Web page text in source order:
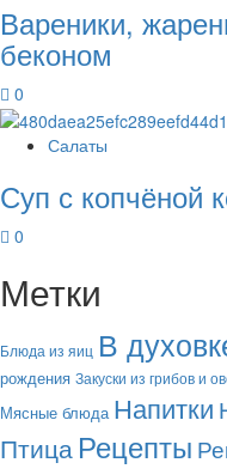
Вареники,
беконом
0
Салаты
Суп с копчёной
0
Метки
Блюда из яиц В
рождения Закуски из грибов и
Мясные блюда Напитки
Птица Рецепты